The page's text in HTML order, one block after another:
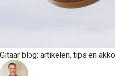
Gitaar blog: artikelen, tips en